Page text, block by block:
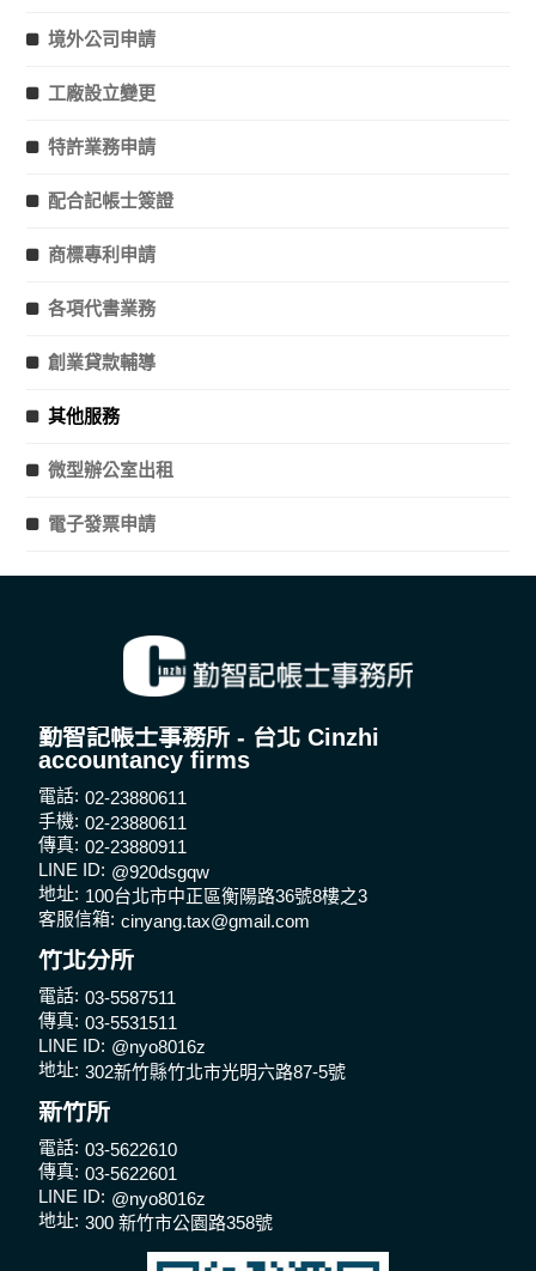
境外公司申請
工廠設立變更
特許業務申請
配合記帳士簽證
商標專利申請
各項代書業務
創業貸款輔導
其他服務
微型辦公室出租
電子發票申請
勤智記帳士事務所 - 台北 Cinzhi
accountancy firms
電話: 02-23880611
手機: 02-23880611
傳真: 02-23880911
LINE ID: @920dsgqw
地址: 100台北市中正區衡陽路36號8樓之3
客服信箱: cinyang.tax@gmail.com
竹北分所
電話: 03-5587511
傳真: 03-5531511
LINE ID: @nyo8016z
地址: 302新竹縣竹北市光明六路87-5號
新竹所
電話: 03-5622610
傳真: 03-5622601
LINE ID: @nyo8016z
地址: 300 新竹市公園路358號